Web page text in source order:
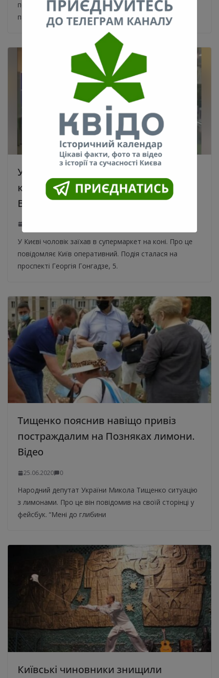
перший заступник начальника Департаменту
патрульної поліції
У столиці чоловік в одних трусах і на
коні заїхав в супермаркет за пивком.
Відео
У Києві чоловік заїхав в супермаркет на коні. Про це
повідомляє Київ оперативний. Подія сталася на
проспекті Георгія Гонгадзе, 5.
Тищенко пояснив навіщо привіз
постраждалим на Позняках лимони.
Відео
25.06.2020 0
Народний депутат України Микола Тищенко ситуацію
з лимонами. Про це він повідомив на своїй сторінці у
фейсбук. “Мені до глибини
Київські чиновники знищили